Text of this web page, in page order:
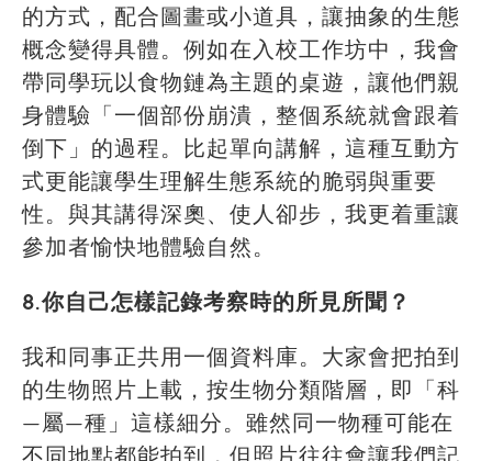
的方式，配合圖畫或小道具，讓抽象的生態
概念變得具體。例如在入校工作坊中，我會
帶同學玩以食物鏈為主題的桌遊，讓他們親
身體驗「一個部份崩潰，整個系統就會跟着
倒下」的過程。比起單向講解，這種互動方
式更能讓學生理解生態系統的脆弱與重要
性。與其講得深奧、使人卻步，我更着重讓
參加者愉快地體驗自然。
8.你自己怎樣記錄考察時的所見所聞？
我和同事正共用一個資料庫。大家會把拍到
的生物照片上載，按生物分類階層，即「科
—屬—種」這樣細分。雖然同一物種可能在
不同地點都能拍到，但照片往往會讓我們記